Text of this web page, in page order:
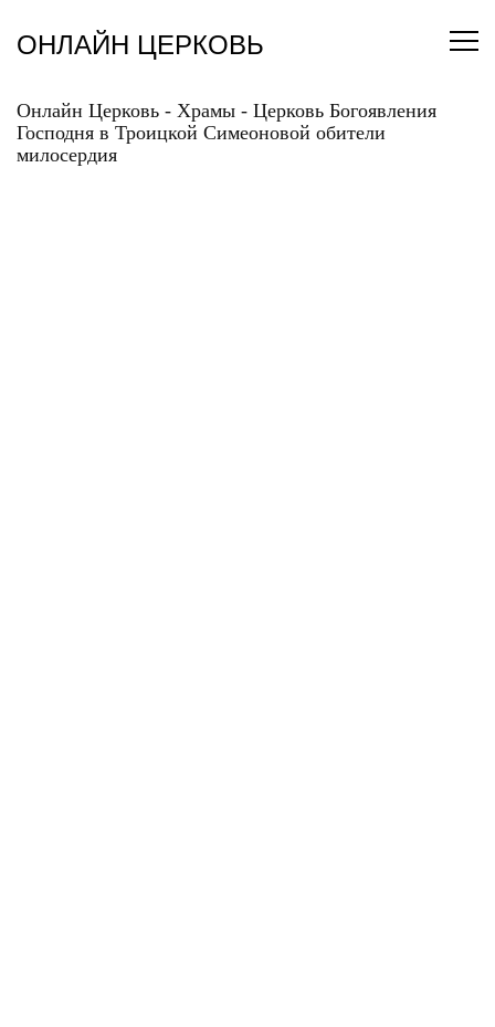
содержанию
ОНЛАЙН ЦЕРКОВЬ
Онлайн Церковь - Храмы - Церковь Богоявления
Господня в Троицкой Симеоновой обители
милосердия